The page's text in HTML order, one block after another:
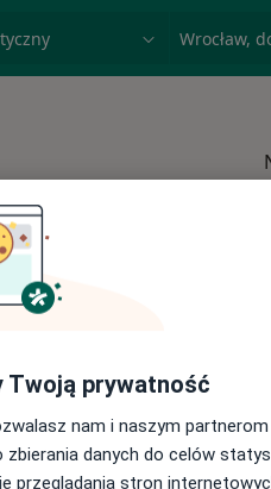
miasto
Twoją prywatność
nam i naszym
zbierania danych do celów
przeglądania stron